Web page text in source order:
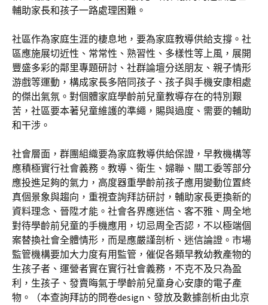
輔助家長和孩子一路處理困難。
社區作為家庭生涯的棲息地，要為家庭教導供給支撐。社
區應施展切近性、常常性、熟習性、多樣性等上風，展開
豐盛多彩的鄰里專題研討、社群論壇分送朋友、親子情形
游戲等運動，構成家長多陪同孩子、孩子與手機安康相處
的傑出氣氛。對個體家庭學齡前兒童教導存在的特別艱
苦，社區要本著兒童維護的準繩，賜與過度、需要的輔助
和干涉。
社會層面，群團組織要為家庭教導供給保證，早教機構等
應積極實行社會義務。教導、衛生、婦聯、關工委等部分
應投進足夠的氣力，高度器重學齡前孩子應用變動位置終
真個景象與趨向，重視查詢拜訪研討，輔助家長更換新的
資料理念、晉陞才能。社會各界應迷信、客不雅、周全地
對待學齡前兒童的手機應用，切忌周全否認，不以極端個
案替換社會全體情形，而是應嚴謹剖析、迷信論證。市場
監管機構要加大力度有用監管，催促各類早教幼教產物的
生孩子者、運營者實在實行社會義務，不克不及只為盈
利，生孩子、發賣晦氣于學齡前兒童身心安康的電子產
物。（本查詢拜訪的問卷design、發放及數據剖析由北京